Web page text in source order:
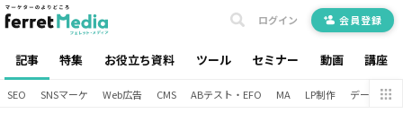
記事 特集 お役立ち資料 ツール セミナー 動画 講座
ログイン 会員登録
SEO SNSマーケ Web広告 CMS ABテスト・EFO MA LP制作 データ分析